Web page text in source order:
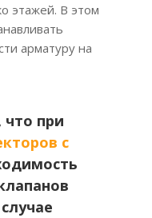
этажей. В этом
арматуру на
при
с